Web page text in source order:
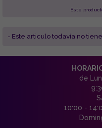
Este
- Este articulo todavía no
de
10:00 -